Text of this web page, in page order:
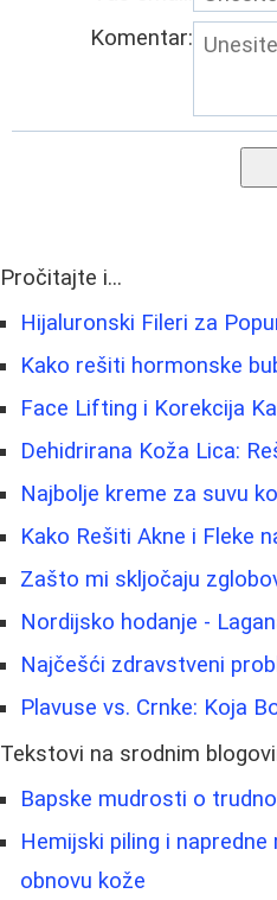
Komentar:
Pročitajte i...
Hijaluronski Fileri za
Kako rešiti hormonske
Face Lifting i Korekcija
Dehidrirana Koža Lica:
Najbolje kreme za suvu
Kako Rešiti Akne i Fleke
Zašto mi skljočaju
Nordijsko hodanje -
Najčešći zdravstveni
Plavuse vs. Crnke: Koja
Tekstovi na srodnim
Bapske mudrosti o
Hemijski piling i
obnovu kože